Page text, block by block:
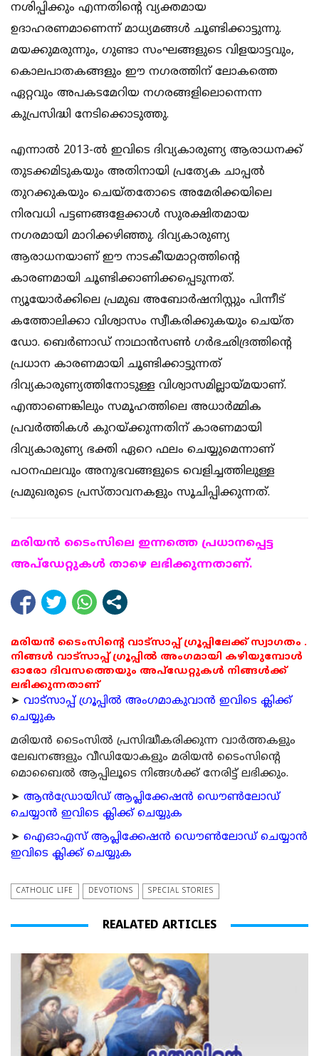
നശിപ്പിക്കും എന്നതിന്റെ വ്യക്തമായ
ഉദാഹരണമാണെന്ന് മാധ്യമങ്ങള്‍ ചൂണ്ടിക്കാട്ടുന്നു.
മയക്കുമരുന്നും, ഗുണ്ടാ സംഘങ്ങളുടെ വിളയാട്ടവും,
കൊലപാതകങ്ങളും ഈ നഗരത്തിന് ലോകത്തെ
ഏറ്റവും അപകടമേറിയ നഗരങ്ങളിലൊന്നെന്ന
കുപ്രസിദ്ധി നേടിക്കൊടുത്തു.
എന്നാല്‍ 2013-ല്‍ ഇവിടെ ദിവ്യകാരുണ്യ ആരാധനക്ക്
തുടക്കമിടുകയും അതിനായി പ്രത്യേക ചാപ്പല്‍
തുറക്കുകയും ചെയ്തതോടെ അമേരിക്കയിലെ
നിരവധി പട്ടണങ്ങളേക്കാള്‍ സുരക്ഷിതമായ
നഗരമായി മാറിക്കഴിഞ്ഞു. ദിവ്യകാരുണ്യ
ആരാധനയാണ് ഈ നാടകീയമാറ്റത്തിന്റെ
കാരണമായി ചൂണ്ടിക്കാണിക്കപ്പെടുന്നത്.
ന്യൂയോര്‍ക്കിലെ പ്രമുഖ അബോര്‍ഷനിസ്റ്റും പിന്നീട്
കത്തോലിക്കാ വിശ്വാസം സ്വീകരിക്കുകയും ചെയ്ത
ഡോ. ബെര്‍ണാഡ് നാഥാന്‍സണ്‍ ഗര്‍ഭഛിദ്രത്തിന്റെ
പ്രധാന കാരണമായി ചൂണ്ടിക്കാട്ടുന്നത്
ദിവ്യകാരുണ്യത്തിനോടുള്ള വിശ്വാസമില്ലായ്മയാണ്.
എന്താണെങ്കിലും സമൂഹത്തിലെ അധാര്‍മ്മിക
പ്രവര്‍ത്തികള്‍ കുറയ്ക്കുന്നതിന് കാരണമായി
ദിവ്യകാരുണ്യ ഭക്തി ഏറെ ഫലം ചെയ്യുമെന്നാണ്
പഠനഫലവും അനുഭവങ്ങളുടെ വെളിച്ചത്തിലുള്ള
പ്രമുഖരുടെ പ്രസ്താവനകളും സൂചിപ്പിക്കുന്നത്.
മരിയന്‍ ടൈംസിലെ ഇന്നത്തെ പ്രധാനപ്പെട്ട
അപ്ഡേറ്റുകള്‍ താഴെ ലഭിക്കുന്നതാണ്.
മരിയൻ ടൈംസിന്റെ വാട്സാപ്പ് ഗ്രൂപ്പിലേക്ക് സ്വാഗതം .
നിങ്ങൾ വാട്സാപ്പ് ഗ്രൂപ്പിൽ അംഗമായി കഴിയുമ്പോൾ
ഓരോ ദിവസത്തെയും അപ്ഡേറ്റുകൾ നിങ്ങൾക്ക്
ലഭിക്കുന്നതാണ്
➤ വാട്സാപ്പ് ഗ്രൂപ്പിൽ അംഗമാകുവാൻ ഇവിടെ ക്ലിക്ക്
ചെയ്യുക
മരിയന്‍ ടൈംസില്‍ പ്രസിദ്ധീകരിക്കുന്ന വാര്‍ത്തകളും
ലേഖനങ്ങളും വീഡിയോകളും മരിയന്‍ ടൈംസിന്റെ
മൊബൈല്‍ ആപ്പിലൂടെ നിങ്ങള്‍ക്ക് നേരിട്ട് ലഭിക്കും.
➤ ആന്‍ഡ്രോയിഡ് ആപ്ലിക്കേഷന്‍ ഡൌണ്‍ലോഡ്
ചെയ്യാന്‍ ഇവിടെ ക്ലിക്ക് ചെയ്യുക
➤ ഐഓഎസ് ആപ്ലിക്കേഷന്‍ ഡൌണ്‍ലോഡ് ചെയ്യാന്‍
ഇവിടെ ക്ലിക്ക് ചെയ്യുക
CATHOLIC LIFE DEVOTIONS SPECIAL STORIES
REALATED ARTICLES